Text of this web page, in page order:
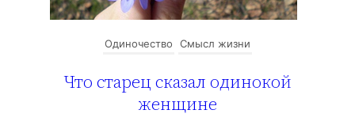
Одиночество Смысл жизни
Что старец сказал одинокой
женщине